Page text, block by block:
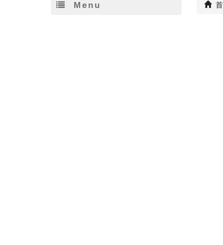
Menu